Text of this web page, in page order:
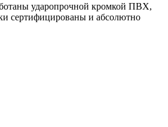
ударопрочной кромкой ПВХ,
сертифицированы и абсолютно